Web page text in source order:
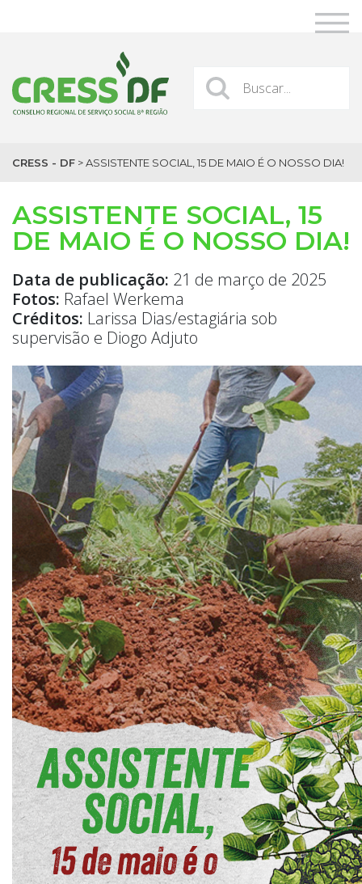
CRESS - DF >ASSISTENTE SOCIAL, 15 DE MAIO É O NOSSO DIA!
ASSISTENTE SOCIAL, 15
DE MAIO É O NOSSO DIA!
Data de publicação: 21 de março de 2025
Fotos: Rafael Werkema
Créditos: Larissa Dias/estagiária sob
supervisão e Diogo Adjuto